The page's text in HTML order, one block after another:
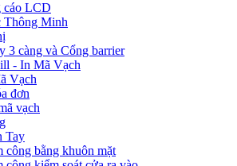
cáo LCD
Thông Minh
3 càng và Cổng barrier
- In Mã Vạch
Vạch
đơn
vạch
Tay
công bằng khuôn mặt